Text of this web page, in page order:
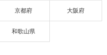
京都府 大阪府
和歌山県